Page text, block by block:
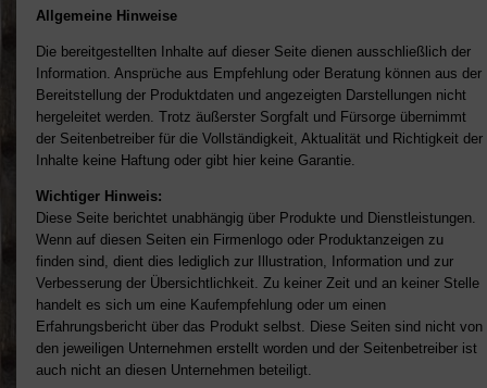
Allgemeine Hinweise
Die bereitgestellten Inhalte auf dieser Seite dienen ausschließlich der
Information. Ansprüche aus Empfehlung oder Beratung können aus der
Bereitstellung der Produktdaten und angezeigten Darstellungen nicht
hergeleitet werden. Trotz äußerster Sorgfalt und Fürsorge übernimmt
der Seitenbetreiber für die Vollständigkeit, Aktualität und Richtigkeit der
Inhalte keine Haftung oder gibt hier keine Garantie.
Wichtiger Hinweis:
Diese Seite berichtet unabhängig über Produkte und Dienstleistungen.
Wenn auf diesen Seiten ein Firmenlogo oder Produktanzeigen zu
finden sind, dient dies lediglich zur Illustration, Information und zur
Verbesserung der Übersichtlichkeit. Zu keiner Zeit und an keiner Stelle
handelt es sich um eine Kaufempfehlung oder um einen
Erfahrungsbericht über das Produkt selbst. Diese Seiten sind nicht von
den jeweiligen Unternehmen erstellt worden und der Seitenbetreiber ist
auch nicht an diesen Unternehmen beteiligt.